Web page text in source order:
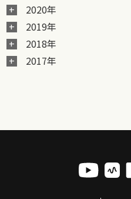
2020年
2019年
2018年
2017年